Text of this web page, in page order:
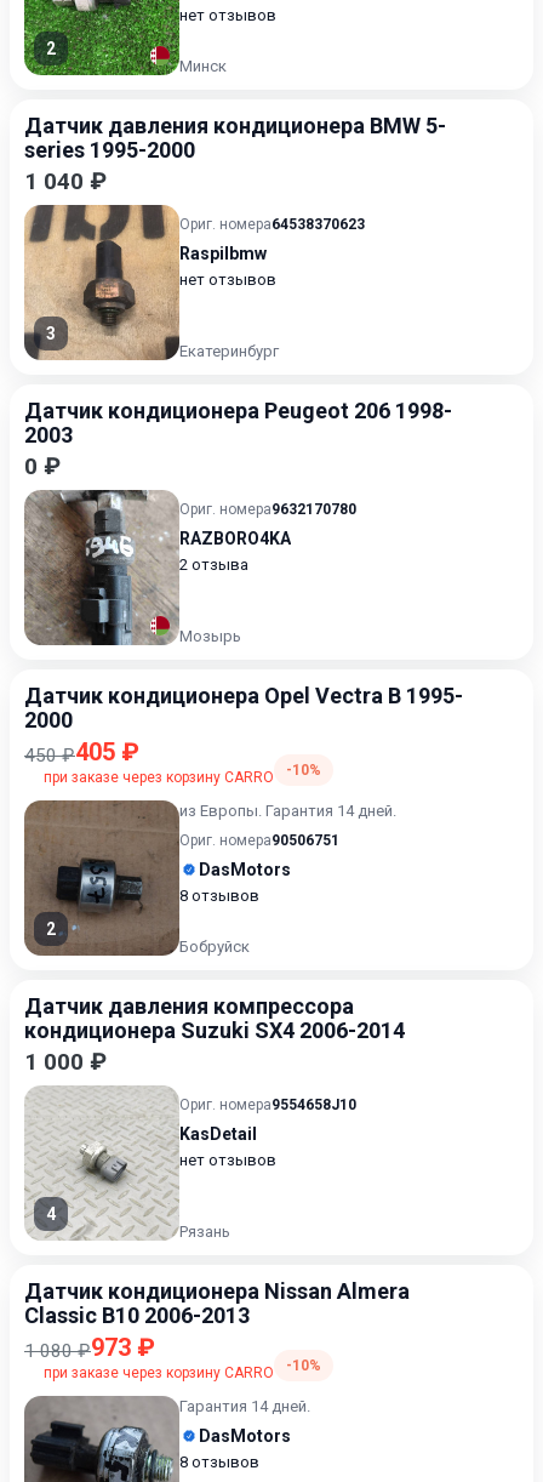
2
нет отзывов
Минск
Датчик давления кондиционера BMW 5-
series 1995-2000
1 040 ₽
3
Ориг. номера64538370623
Raspilbmw
нет отзывов
Екатеринбург
Датчик кондиционера Peugeot 206 1998-
2003
0 ₽
Ориг. номера9632170780
RAZBORO4KA
2 отзыва
Мозырь
Датчик кондиционера Opel Vectra B 1995-
2000
450 ₽405 ₽
при заказе через корзину CARRO -10%
2
из Европы. Гарантия 14 дней.
Ориг. номера90506751
DasMotors
8 отзывов
Бобруйск
Датчик давления компрессора
кондиционера Suzuki SX4 2006-2014
1 000 ₽
4
Ориг. номера9554658J10
KasDetail
нет отзывов
Рязань
Датчик кондиционера Nissan Almera
Classic B10 2006-2013
1 080 ₽973 ₽
при заказе через корзину CARRO -10%
Гарантия 14 дней.
DasMotors
8 отзывов